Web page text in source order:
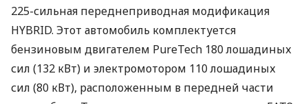
225-сильная переднеприводная модификация
HYBRID. Этот автомобиль комплектуется
бензиновым двигателем PureTech 180 лошадиных
сил (132 кВт) и электромотором 110 лошадиных
сил (80 кВт), расположенным в передней части